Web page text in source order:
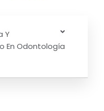
Y
En Odontología